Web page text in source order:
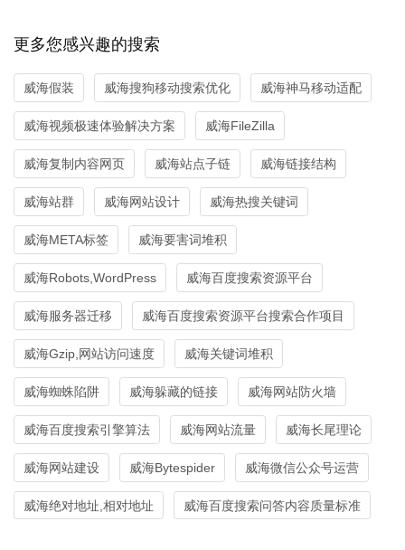
更多您感兴趣的搜索
威海假装 威海搜狗移动搜索优化 威海神马移动适配
威海视频极速体验解决方案 威海FileZilla
威海复制内容网页 威海站点子链 威海链接结构
威海站群 威海网站设计 威海热搜关键词
威海META标签 威海要害词堆积
威海Robots,WordPress 威海百度搜索资源平台
威海服务器迁移 威海百度搜索资源平台搜索合作项目
威海Gzip,网站访问速度 威海关键词堆积
威海蜘蛛陷阱 威海躲藏的链接 威海网站防火墙
威海百度搜索引擎算法 威海网站流量 威海长尾理论
威海网站建设 威海Bytespider 威海微信公众号运营
威海绝对地址,相对地址 威海百度搜索问答内容质量标准